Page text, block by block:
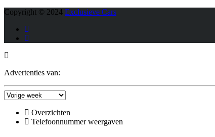
Copyright © 2024 Exclusieve Cars
Advertenties van:
Overzichten
Telefoonnummer weergaven